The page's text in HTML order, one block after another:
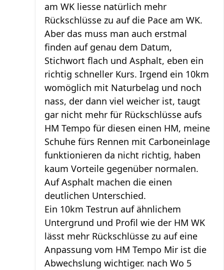
am WK liesse natürlich mehr
Rückschlüsse zu auf die Pace am WK.
Aber das muss man auch erstmal
finden auf genau dem Datum,
Stichwort flach und Asphalt, eben ein
richtig schneller Kurs. Irgend ein 10km
womöglich mit Naturbelag und noch
nass, der dann viel weicher ist, taugt
gar nicht mehr für Rückschlüsse aufs
HM Tempo für diesen einen HM, meine
Schuhe fürs Rennen mit Carboneinlage
funktionieren da nicht richtig, haben
kaum Vorteile gegenüber normalen.
Auf Asphalt machen die einen
deutlichen Unterschied.
Ein 10km Testrun auf ähnlichem
Untergrund und Profil wie der HM WK
lässt mehr Rückschlüsse zu auf eine
Anpassung vom HM Tempo Mir ist die
Abwechslung wichtiger. nach Wo 5